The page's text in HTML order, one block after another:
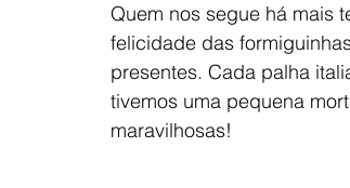
Quem nos segue há mais
felicidade das
presentes. Cada palha
tivemos uma pequena
maravilhosas!